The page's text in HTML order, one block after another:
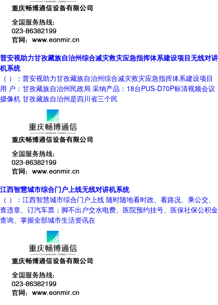
普安视助力甘孜藏族自治州综合减灾救灾应急指挥体系建设项目无线对讲
机系统
（ ）：普安视助力甘孜藏族自治州综合减灾救灾应急指挥体系建设项目
用 户：甘孜藏族自治州民政局 采纳产品：18台PUS-D70P标清视频会议
摄像机 甘孜藏族自治州是四川省三个民
江西智慧城市综合门户上线无线对讲机系统
（ ）：江西智慧城市综合门户上线 随时随地看时政、看路况、乘公交、
查违章、订汽车票；脚不出户交水电费、医院预约挂号、医保社保公积金
查询、掌握全部城市生活资讯在